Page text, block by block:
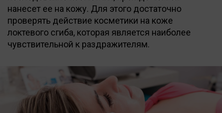
нанесет ее на кожу. Для этого достаточно
проверять действие косметики на коже
локтевого сгиба, которая является наиболее
чувствительной к раздражителям.